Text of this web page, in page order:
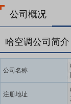
公司概况
哈空调公司简介
公司名称
注册地址